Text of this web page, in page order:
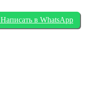
Написать в WhatsApp